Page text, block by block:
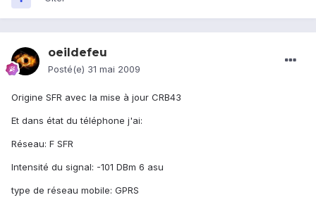
oeildefeu
Posté(e) 31 mai 2009
Origine SFR avec la mise à jour CRB43
Et dans état du téléphone j'ai:
Réseau: F SFR
Intensité du signal: -101 DBm 6 asu
type de réseau mobile: GPRS